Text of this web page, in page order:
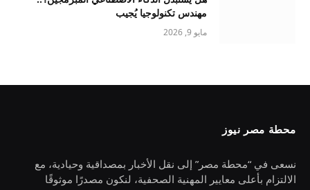
مهندس تكنولوجيا يُجيب
مايو 9, 2026
محطة مصر نيوز
نسعى في “محطة مصر” إلى نقل الأخبار بمصداقية وحيادية، مع
الالتزام بأعلى معايير المهنية الصحفية، لنكون مصدرًا موثوقًا